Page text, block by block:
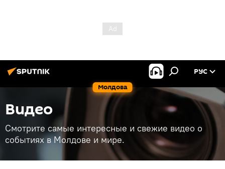
Молдова
РУС
Видео
Смотрите самые интересные и свежие видео о
событиях в Молдове и мире.